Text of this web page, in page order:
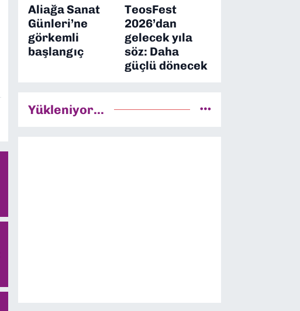
Aliağa Sanat
Günleri’ne
görkemli
başlangıç
TeosFest
2026’dan
gelecek yıla
söz: Daha
güçlü dönecek
Yükleniyor...